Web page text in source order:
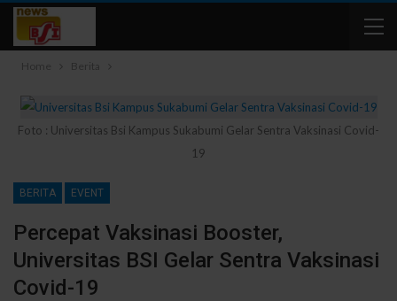
Home Berita
Foto : Universitas Bsi Kampus Sukabumi Gelar Sentra Vaksinasi Covid-
19
BERITA EVENT
Percepat Vaksinasi Booster,
Universitas BSI Gelar Sentra Vaksinasi
Covid-19